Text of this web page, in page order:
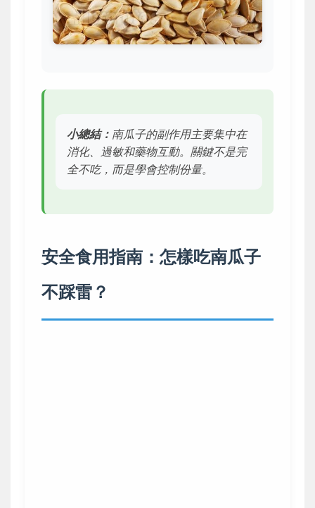
小總結： 南瓜子的副作用主要集中在
消化、過敏和藥物互動。關鍵不是完
全不吃，而是學會控制份量。
安全食用指南：怎樣吃南瓜子
不踩雷？